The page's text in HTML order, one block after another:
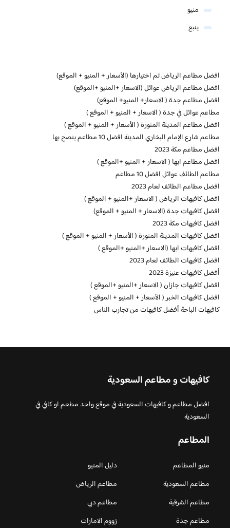
منيو
ينبع
افضل مطاعم الرياض تم اختيارها (الأسعار + المنيو + الموقع)
افضل مطاعم الرياض عوائل (الاسعار +المنيو +الموقع)
افضل مطاعم جدة ( الاسعار+ المنيو+ الموقع)
مطاعم عوائل في جدة ( الاسعار + المنيو + الموقع )
افضل مطاعم المدينة المنورة ( الأسعار + المنيو + الموقع )
مطاعم شارع الإمام البخاري المدينة افضل 10 مطاعم ينصح بها
افضل مطاعم مكة 2023
افضل مطاعم ابها ( الاسعار + المنيو +الموقع )
مطاعم الطائف عوائل افضل 10 مطاعم
افضل مطاعم الطائف لعام 2023
افضل كافيهات الرياض ( الاسعار +المنيو + الموقع )
افضل كافيهات جدة (الاسعار + المنيو + الموقع)
افضل كافيهات مكة 2023
افضل كافيهات المدينة المنورة ( الأسعار + المنيو + الموقع )
افضل كافيهات ابها (الاسعار +المنيو +الموقع )
افضل كافيهات الطائف لعام 2023
أفضل كافيهات عنيزة 2023
افضل كافيهات جازان ( الاسعار +المنيو +الموقع )
افضل كافيهات الخبر ( الأسعار + المنيو + الموقع )
كافيهات الباحة أفضل كافيهات من تجارب الناس
كافيهات و مطاعم السعودية
افضل مطاعم و كافيهات السعودية في موقع واحد مطعم او كافي في
السعودية
المطاعم
منيو المطاعم
دليل المنيو
مطاعم السعودية
مطاعم الرياض
مطاعم الشرقية
مطاعم دبي
مطاعم جدة
زووم الامارات